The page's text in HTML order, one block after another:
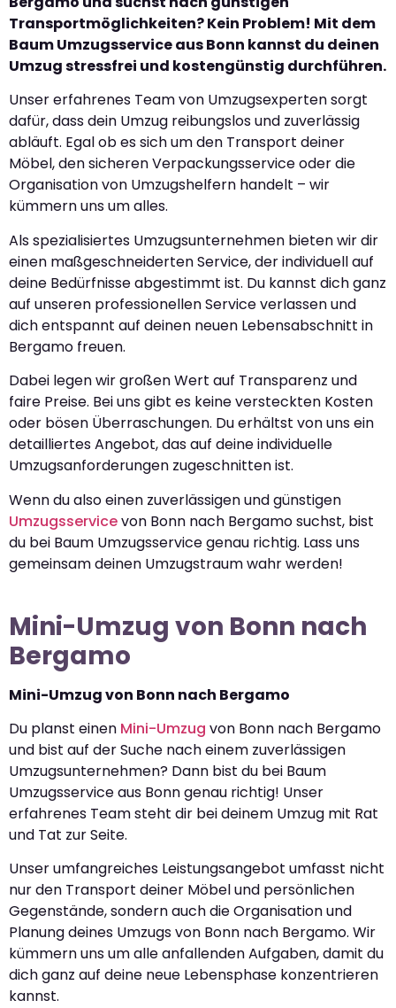
Transportmöglichkeiten? Kein Problem! Mit dem
Baum Umzugsservice aus Bonn kannst du deinen
Umzug stressfrei und kostengünstig durchführen.
Unser erfahrenes Team von Umzugsexperten sorgt
dafür, dass dein Umzug reibungslos und zuverlässig
abläuft. Egal ob es sich um den Transport deiner
Möbel, den sicheren Verpackungsservice oder die
Organisation von Umzugshelfern handelt – wir
kümmern uns um alles.
Als spezialisiertes Umzugsunternehmen bieten wir dir
einen maßgeschneiderten Service, der individuell auf
deine Bedürfnisse abgestimmt ist. Du kannst dich ganz
auf unseren professionellen Service verlassen und
dich entspannt auf deinen neuen Lebensabschnitt in
Bergamo freuen.
Dabei legen wir großen Wert auf Transparenz und
faire Preise. Bei uns gibt es keine versteckten Kosten
oder bösen Überraschungen. Du erhältst von uns ein
detailliertes Angebot, das auf deine individuelle
Umzugsanforderungen zugeschnitten ist.
Wenn du also einen zuverlässigen und günstigen
Umzugsservicevon Bonn nach Bergamo suchst, bist
du bei Baum Umzugsservice genau richtig. Lass uns
gemeinsam deinen Umzugstraum wahr werden!
Mini-Umzug von Bonn nach
Bergamo
Mini-Umzug von Bonn nach Bergamo
Du planst einen Mini-Umzug von Bonn nach Bergamo
und bist auf der Suche nach einem zuverlässigen
Umzugsunternehmen? Dann bist du bei Baum
Umzugsservice aus Bonn genau richtig! Unser
erfahrenes Team steht dir bei deinem Umzug mit Rat
und Tat zur Seite.
Unser umfangreiches Leistungsangebot umfasst nicht
nur den Transport deiner Möbel und persönlichen
Gegenstände, sondern auch die Organisation und
Planung deines Umzugs von Bonn nach Bergamo. Wir
kümmern uns um alle anfallenden Aufgaben, damit du
dich ganz auf deine neue Lebensphase konzentrieren
kannst.